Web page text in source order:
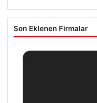
Son Eklenen Firmalar